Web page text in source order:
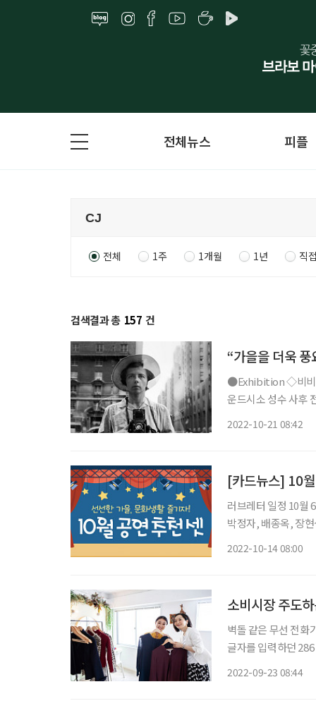
전체뉴스 피플
전체 1주 1개월 1년 직
검색결과 총 157 건
“가을을 더욱
●Exhibition ◇비비안 마이어(VIVIAN MAIER) 사진전 일정 8월 4일 ~ 11월 13일 장소 그라
운드시소 성수 사후 전 세계적으로 유명세를 떨친 미국 뉴욕 출신 사진가 비비안 마이어
2022-10-21 08:42
[카드뉴스] 10
러브레터 일정 10월
박정자, 배종옥, 장현성 ‘러브레터’(LOVE LETTERS)는 두 주인공 멜리사와 앤
2022-10-14 08:00
소비시장 주도
벽돌 같은 무선 전화
글자를 입력하던
2022-09-23 08:44